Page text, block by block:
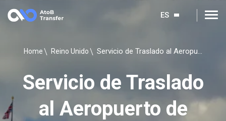
ES
Home Reino Unido Servicio de Traslado al Aeropuerto de Londres
Servicio de Traslado
al Aeropuerto de